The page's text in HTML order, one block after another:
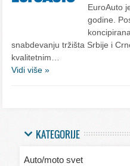
EuroAuto
godine.
snabdevanju tržišta Srbije i
kvalitetnim…
Vidi više »
KATEGORIJE
Auto/moto svet